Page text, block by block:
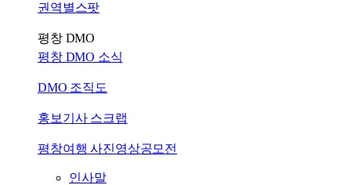
권역별스팟
평창 DMO
평창 DMO 소식
DMO 조직도
홍보기사 스크랩
평창여행 사진영상공모전
인사말